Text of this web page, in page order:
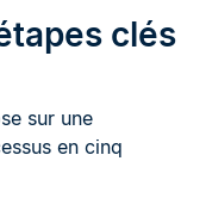
clés
sur une
en cinq